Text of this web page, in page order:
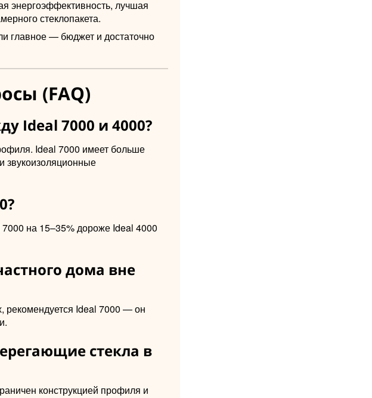
энергоэффективность, лучшая
стеклопакета.
главное — бюджет и достаточно
(FAQ)
Ideal 7000 и 4000?
Ideal 7000 имеет больше
звукоизоляционные
на 15–35% дороже Ideal 4000
дома вне
рекомендуется Ideal 7000 — он
стекла в
конструкцией профиля и